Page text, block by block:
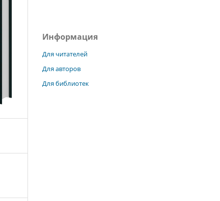
Информация
Для читателей
Для авторов
Для библиотек